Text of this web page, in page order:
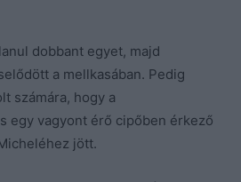
dobbant egyet, majd
a mellkasában. Pedig
számára, hogy a
egy vagyont érő cipőben érkező
jött.